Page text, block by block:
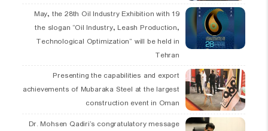
19 May, the 28th Oil Industry Exhibition with
the slogan “Oil Industry, Leash Production,
Technological Optimization” will be held in
Tehran
Presenting the capabilities and export
achievements of Mubaraka Steel at the largest
construction event in Oman
Dr. Mohsen Qadiri’s congratulatory message